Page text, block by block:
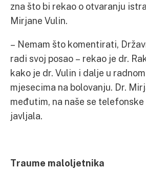
zna što bi rekao o otvaranju
Mirjane Vulin.
– Nemam što komentirati,
radi svoj posao – rekao je dr.
kako je dr. Vulin i dalje u
mjesecima na bolovanju. Dr.
međutim, na naše se
javljala.
Traume maloljetnika